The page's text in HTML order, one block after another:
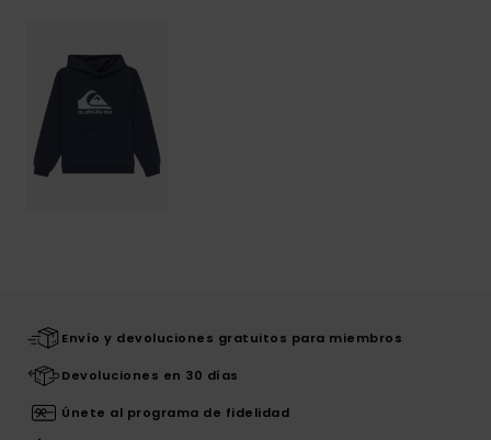
Envío y devoluciones gratuitos para miembros
Devoluciones en 30 días
Únete al programa de fidelidad